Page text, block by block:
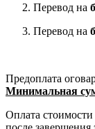
Перевод на
Перевод на
Предоплата
Минимальная
Оплата стоимости